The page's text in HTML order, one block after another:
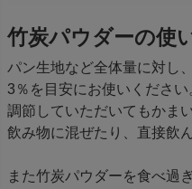
竹炭パウダーの使
パン生地など全体量に対し
3％を目安にお使いくださ
調節していただいてもかま
飲み物に混ぜたり、直接飲
また竹炭パウダーを食べ過